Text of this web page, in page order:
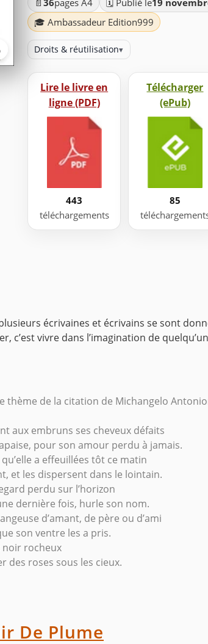
🎓 Ambassadeur Edition999
Droits & réutilisation▾
Lire le livre en
ligne (PDF)
443
téléchargements
Télécharger
(ePub)
85
écrivaines et écrivains se sont
c’est vivre dans l’imagination de
thème de la citation de Michangelo
aux embruns ses cheveux défaits
pour son amour perdu à jamais.
a effeuillées tôt ce matin
et les dispersent dans le lointain.
perdu sur l’horizon
dernière fois, hurle son nom.
d’amant, de père ou d’ami
son ventre les a pris.
noir rocheux
des roses sous les cieux.
De Plume